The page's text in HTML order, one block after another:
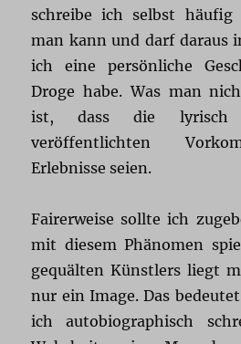
schreibe ich selbst
man kann und darf daraus
ich eine persönliche
Droge habe. Was man
ist, dass die lyrisch
veröffentlichten
Erlebnisse seien.
Fairerweise sollte ich
mit diesem Phänomen
gequälten Künstlers liegt
nur ein Image. Das
ich autobiographisch